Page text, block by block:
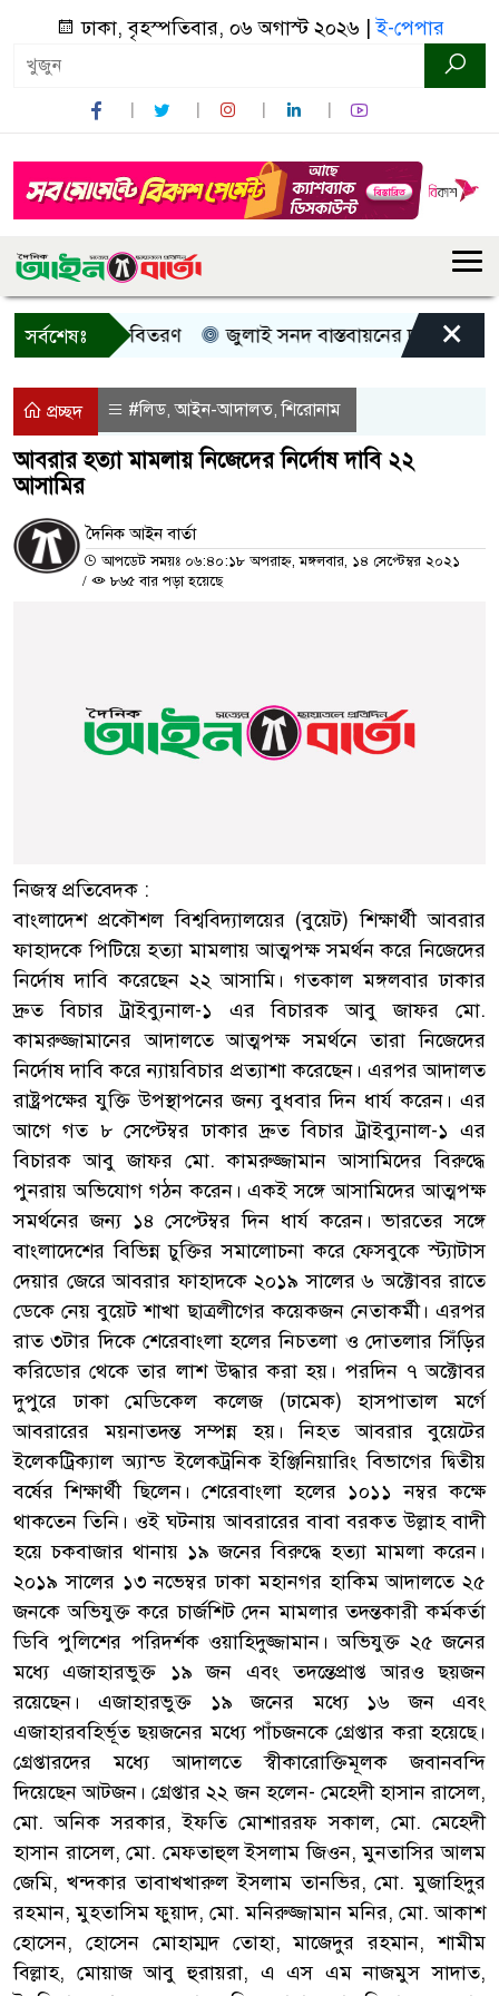
ঢাকা, বৃহস্পতিবার, ০৬ অগাস্ট ২০২৬ |ই-পেপার
সর্বশেষঃ
নগদ সহায়তা বিতরণ জুলাই সনদ বাস্তবায়নের দাবিতে×
প্রচ্ছদ #লিড,আইন-আদালত,শিরোনাম
আবরার হত্যা মামলায় নিজেদের নির্দোষ দাবি ২২
আসামির
দৈনিক আইন বার্তা
আপডেট সময়ঃ ০৬:৪০:১৮ অপরাহ্ন, মঙ্গলবার, ১৪ সেপ্টেম্বর ২০২১
/
৮৬৫ বার পড়া হয়েছে
নিজস্ব প্রতিবেদক :
বাংলাদেশ প্রকৌশল বিশ্ববিদ্যালয়ের (বুয়েট) শিক্ষার্থী আবরার
ফাহাদকে পিটিয়ে হত্যা মামলায় আত্মপক্ষ সমর্থন করে নিজেদের
নির্দোষ দাবি করেছেন ২২ আসামি। গতকাল মঙ্গলবার ঢাকার
দ্রুত বিচার ট্রাইব্যুনাল-১ এর বিচারক আবু জাফর মো.
কামরুজ্জামানের আদালতে আত্মপক্ষ সমর্থনে তারা নিজেদের
নির্দোষ দাবি করে ন্যায়বিচার প্রত্যাশা করেছেন। এরপর আদালত
রাষ্ট্রপক্ষের যুক্তি উপস্থাপনের জন্য বুধবার দিন ধার্য করেন। এর
আগে গত ৮ সেপ্টেম্বর ঢাকার দ্রুত বিচার ট্রাইব্যুনাল-১ এর
বিচারক আবু জাফর মো. কামরুজ্জামান আসামিদের বিরুদ্ধে
পুনরায় অভিযোগ গঠন করেন। একই সঙ্গে আসামিদের আত্মপক্ষ
সমর্থনের জন্য ১৪ সেপ্টেম্বর দিন ধার্য করেন। ভারতের সঙ্গে
বাংলাদেশের বিভিন্ন চুক্তির সমালোচনা করে ফেসবুকে স্ট্যাটাস
দেয়ার জেরে আবরার ফাহাদকে ২০১৯ সালের ৬ অক্টোবর রাতে
ডেকে নেয় বুয়েট শাখা ছাত্রলীগের কয়েকজন নেতাকর্মী। এরপর
রাত ৩টার দিকে শেরেবাংলা হলের নিচতলা ও দোতলার সিঁড়ির
করিডোর থেকে তার লাশ উদ্ধার করা হয়। পরদিন ৭ অক্টোবর
দুপুরে ঢাকা মেডিকেল কলেজ (ঢামেক) হাসপাতাল মর্গে
আবরারের ময়নাতদন্ত সম্পন্ন হয়। নিহত আবরার বুয়েটের
ইলেকট্রিক্যাল অ্যান্ড ইলেকট্রনিক ইঞ্জিনিয়ারিং বিভাগের দ্বিতীয়
বর্ষের শিক্ষার্থী ছিলেন। শেরেবাংলা হলের ১০১১ নম্বর কক্ষে
থাকতেন তিনি। ওই ঘটনায় আবরারের বাবা বরকত উল্লাহ বাদী
হয়ে চকবাজার থানায় ১৯ জনের বিরুদ্ধে হত্যা মামলা করেন।
২০১৯ সালের ১৩ নভেম্বর ঢাকা মহানগর হাকিম আদালতে ২৫
জনকে অভিযুক্ত করে চার্জশিট দেন মামলার তদন্তকারী কর্মকর্তা
ডিবি পুলিশের পরিদর্শক ওয়াহিদুজ্জামান। অভিযুক্ত ২৫ জনের
মধ্যে এজাহারভুক্ত ১৯ জন এবং তদন্তেপ্রাপ্ত আরও ছয়জন
রয়েছেন। এজাহারভুক্ত ১৯ জনের মধ্যে ১৬ জন এবং
এজাহারবহির্ভূত ছয়জনের মধ্যে পাঁচজনকে গ্রেপ্তার করা হয়েছে।
গ্রেপ্তারদের মধ্যে আদালতে স্বীকারোক্তিমূলক জবানবন্দি
দিয়েছেন আটজন। গ্রেপ্তার ২২ জন হলেন- মেহেদী হাসান রাসেল,
মো. অনিক সরকার, ইফতি মোশাররফ সকাল, মো. মেহেদী
হাসান রাসেল, মো. মেফতাহুল ইসলাম জিওন, মুনতাসির আলম
জেমি, খন্দকার তাবাখখারুল ইসলাম তানভির, মো. মুজাহিদুর
রহমান, মুহতাসিম ফুয়াদ, মো. মনিরুজ্জামান মনির, মো. আকাশ
হোসেন, হোসেন মোহাম্মদ তোহা, মাজেদুর রহমান, শামীম
বিল্লাহ, মোয়াজ আবু হুরায়রা, এ এস এম নাজমুস সাদাত,